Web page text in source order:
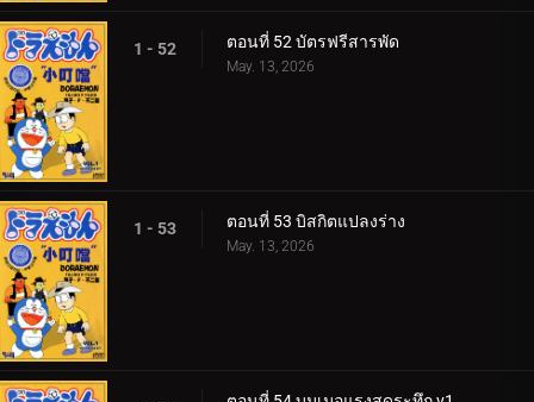
1 - 52 ตอนที่ 52 บัตรฟรีสารพัด
May. 13, 2026
1 - 53 ตอนที่ 53 บิสกิตแปลงร่าง
May. 13, 2026